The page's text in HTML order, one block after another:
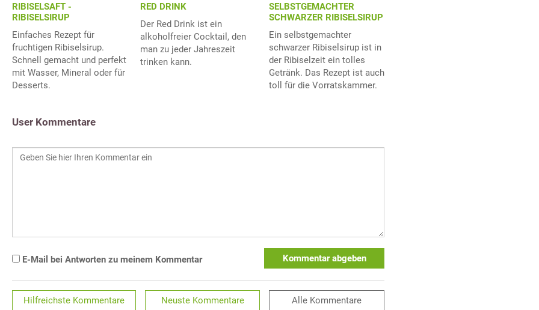
RIBISELSAFT -
RIBISELSIRUP
Einfaches Rezept für
fruchtigen Ribiselsirup.
Schnell gemacht und perfekt
mit Wasser, Mineral oder für
Desserts.
RED DRINK
Der Red Drink ist ein
alkoholfreier Cocktail, den
man zu jeder Jahreszeit
trinken kann.
SELBSTGEMACHTER
SCHWARZER RIBISELSIRUP
Ein selbstgemachter
schwarzer Ribiselsirup ist in
der Ribiselzeit ein tolles
Getränk. Das Rezept ist auch
toll für die Vorratskammer.
User Kommentare
E-Mail bei Antworten zu meinem Kommentar Kommentar abgeben
Hilfreichste Kommentare Neuste Kommentare Alle Kommentare